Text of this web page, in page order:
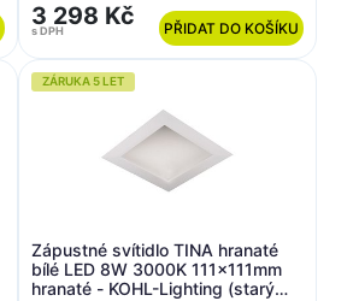
3 298 Kč
s DPH PŘIDAT DO KOŠÍKU
ZÁRUKA 5 LET
Zápustné svítidlo TINA hranaté
bílé LED 8W 3000K 111x111mm
hranaté - KOHL-Lighting (starý